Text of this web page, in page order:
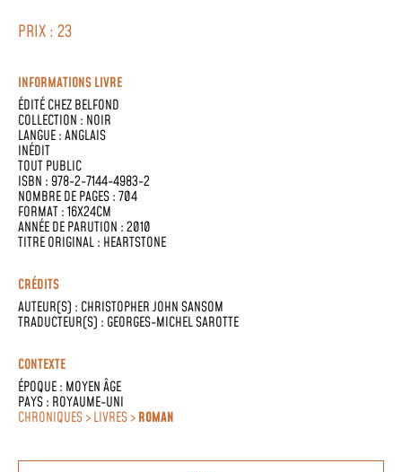
PRIX : 23
INFORMATIONS LIVRE
ÉDITÉ CHEZBELFOND
COLLECTION : NOIR
LANGUE :ANGLAIS
INÉDIT
TOUT PUBLIC
ISBN : 978-2-7144-4983-2
NOMBRE DE PAGES : 704
FORMAT : 16X24CM
ANNÉE DE PARUTION : 2010
TITRE ORIGINAL : HEARTSTONE
CRÉDITS
AUTEUR(S) : CHRISTOPHER JOHN SANSOM
TRADUCTEUR(S) : GEORGES-MICHEL SAROTTE
CONTEXTE
ÉPOQUE : MOYEN ÂGE
PAYS : ROYAUME-UNI
CHRONIQUES > LIVRES >ROMAN